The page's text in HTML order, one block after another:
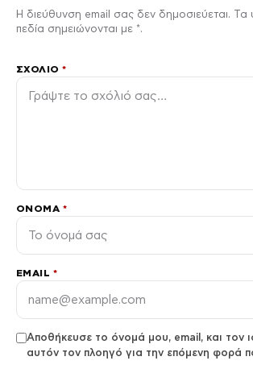
Η διεύθυνση email σας δεν δημοσιεύεται. Τα
πεδία σημειώνονται με *.
ΣΧΌΛΙΟ*
ΌΝΟΜΑ *
EMAIL *
Αποθήκευσε το όνομά μου, email, και τον
αυτόν τον πλοηγό για την επόμενη φορά